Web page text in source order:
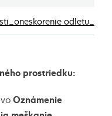
prostriedku:
Oznámenie